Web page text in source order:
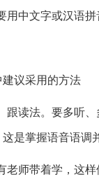
中文字或汉语拼
议采用的方法
读法。要多听、
是掌握语音语调
师带着学，这样